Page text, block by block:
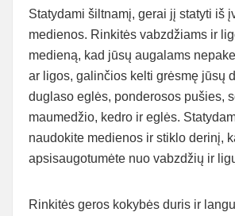
Statydami šiltnamį, gerai jį statyti iš
medienos. Rinkitės vabzdžiams ir
medieną, kad jūsų augalams
ar ligos, galinčios kelti grėsmę jūsų
duglaso eglės, ponderosos pušies,
maumedžio, kedro ir eglės.
naudokite medienos ir stiklo derinį,
apsisaugotumėte nuo vabzdžių ir
Rinkitės geros kokybės duris ir